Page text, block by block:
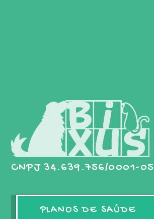
CNPJ 34.639.756/0001-05
PLANOS DE SAÚDE